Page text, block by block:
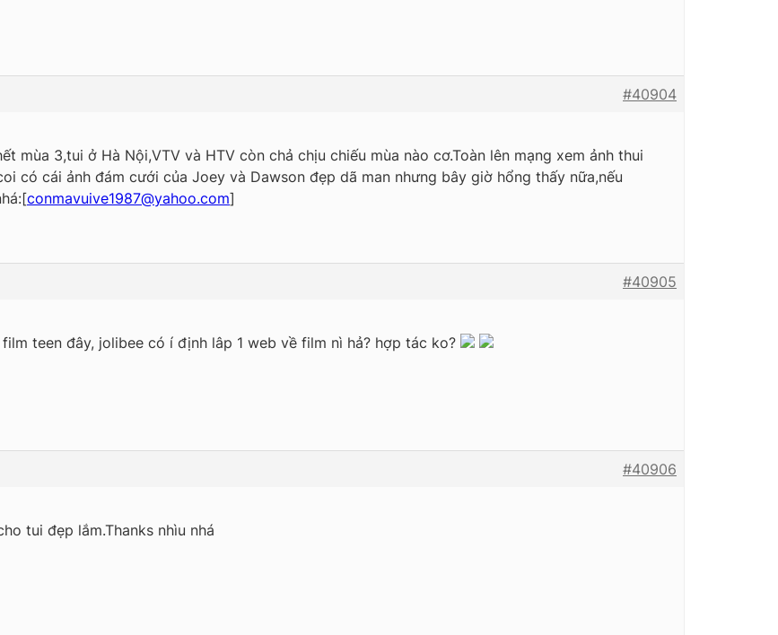
#40904
mùa 3,tui ở Hà Nội,VTV và HTV còn chả chịu chiếu mùa nào cơ.Toàn lên mạng xem ảnh thui
có cái ảnh đám cưới của Joey và Dawson đẹp dã man nhưng bây giờ hổng thấy nữa,nếu
conmavuive1987@yahoo.com]
#40905
teen đây, jolibee có í định lâp 1 web về film nì hả? hợp tác ko?
#40906
tui đẹp lắm.Thanks nhìu nhá